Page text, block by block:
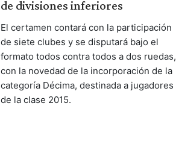
de divisiones inferiores
El certamen contará con la participación
de siete clubes y se disputará bajo el
formato todos contra todos a dos ruedas,
con la novedad de la incorporación de la
categoría Décima, destinada a jugadores
de la clase 2015.